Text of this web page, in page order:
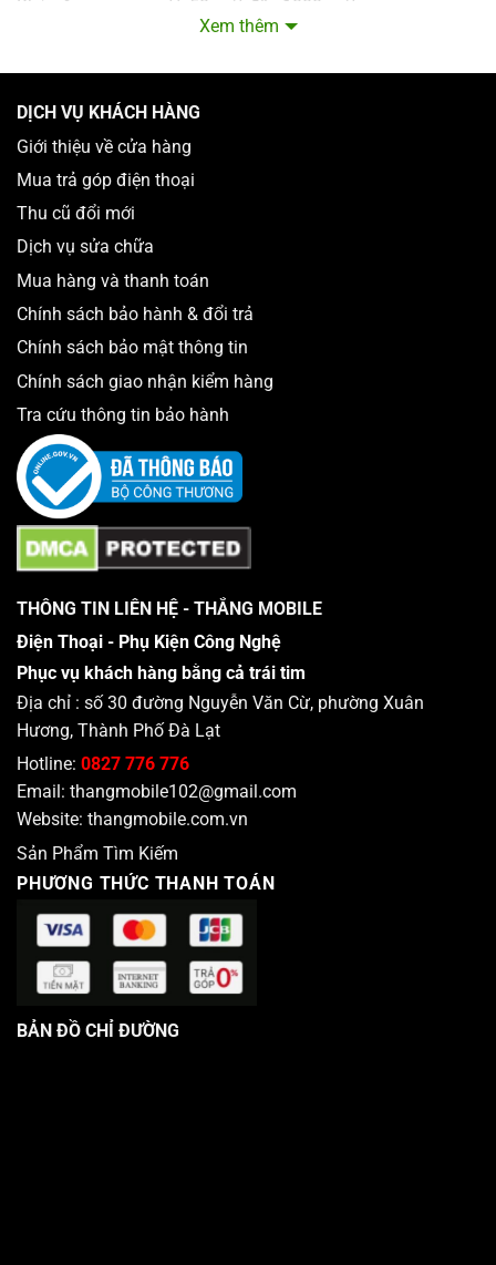
Khả năng zoom xa từ 50 mét đến 1000 mét.
2. Nhược điểm của giải pháp camera có dây.
Đòi hỏi người lắp đặt phải có khiến thức chuyên môn cao.
Giá thành cao hơn một chút so với camera không wifi.
Xem thêm
DỊCH VỤ KHÁCH HÀNG
Giới thiệu về cửa hàng
Mua trả góp điện thoại
Thu cũ đổi mới
Dịch vụ sửa chữa
Mua hàng và thanh toán
Chính sách bảo hành & đổi trả
Chính sách bảo mật thông tin
Chính sách giao nhận kiểm hàng
Tra cứu thông tin bảo hành
THÔNG TIN LIÊN HỆ - THẮNG MOBILE
Điện Thoại - Phụ Kiện Công Nghệ
Phục vụ khách hàng bằng cả trái tim
Địa chỉ : số 30 đường Nguyễn Văn Cừ, phường Xuân
Hương, Thành Phố Đà Lạt
Hotline: 0827 776 776
Email: thangmobile102@gmail.com
Website: thangmobile.com.vn
Sản Phẩm Tìm Kiếm
PHƯƠNG THỨC THANH TOÁN
BẢN ĐỒ CHỈ ĐƯỜNG